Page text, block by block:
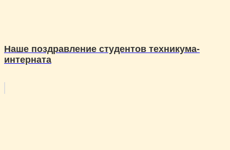
Наше поздравление студентов техникума-
интерната